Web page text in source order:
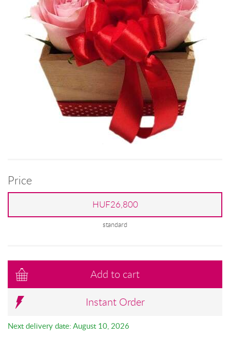
Price
HUF26,800
standard
Add to cart
Instant Order
Next delivery date: August 10, 2026